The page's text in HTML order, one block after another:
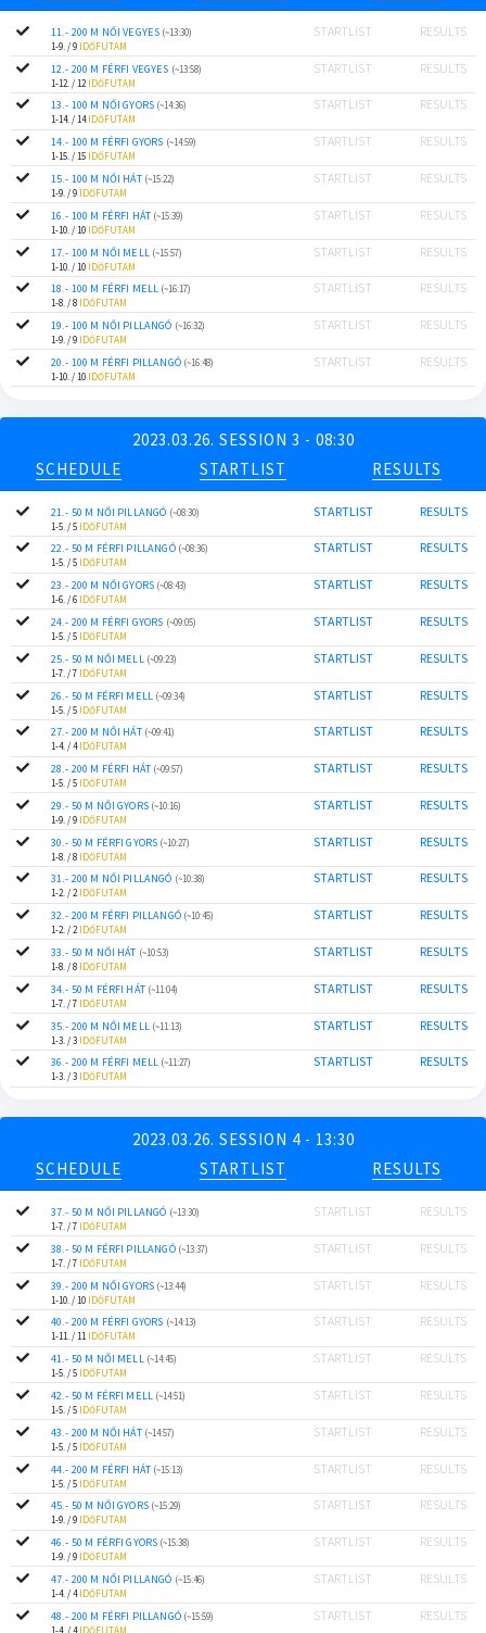
11.- 200 M NŐI VEGYES (~13:30)
1-9. / 9 IDŐFUTAM
STARTLIST RESULTS
12.- 200 M FÉRFI VEGYES (~13:58)
1-12. / 12 IDŐFUTAM
STARTLIST RESULTS
13.- 100 M NŐI GYORS (~14:36)
1-14. / 14 IDŐFUTAM
STARTLIST RESULTS
14.- 100 M FÉRFI GYORS (~14:59)
1-15. / 15 IDŐFUTAM
STARTLIST RESULTS
15.- 100 M NŐI HÁT (~15:22)
1-9. / 9 IDŐFUTAM
STARTLIST RESULTS
16.- 100 M FÉRFI HÁT (~15:39)
1-10. / 10 IDŐFUTAM
STARTLIST RESULTS
17.- 100 M NŐI MELL (~15:57)
1-10. / 10 IDŐFUTAM
STARTLIST RESULTS
18.- 100 M FÉRFI MELL (~16:17)
1-8. / 8 IDŐFUTAM
STARTLIST RESULTS
19.- 100 M NŐI PILLANGÓ (~16:32)
1-9. / 9 IDŐFUTAM
STARTLIST RESULTS
20.- 100 M FÉRFI PILLANGÓ (~16:48)
1-10. / 10 IDŐFUTAM
STARTLIST RESULTS
2023.03.26. SESSION 3 - 08:30
SCHEDULE
STARTLIST RESULTS
21.- 50 M NŐI PILLANGÓ (~08:30)
1-5. / 5 IDŐFUTAM
STARTLIST RESULTS
22.- 50 M FÉRFI PILLANGÓ (~08:36)
1-5. / 5
IDŐFUTAM
STARTLIST RESULTS
23.- 200 M NŐI GYORS (~08:43)
1-6. / 6 IDŐFUTAM
STARTLIST RESULTS
24.- 200 M FÉRFI GYORS (~09:05)
1-5. / 5 IDŐFUTAM
STARTLIST RESULTS
25.- 50 M NŐI MELL (~09:23)
1-7. / 7 IDŐFUTAM
STARTLIST RESULTS
26.- 50 M FÉRFI MELL (~09:34)
1-5. / 5 IDŐFUTAM
STARTLIST RESULTS
27.- 200 M NŐI HÁT (~09:41)
1-4. / 4IDŐFUTAM
STARTLIST RESULTS
28.- 200 M FÉRFI HÁT (~09:57)
1-5. / 5 IDŐFUTAM
STARTLIST RESULTS
29.- 50 M NŐI GYORS (~10:16)
1-9. / 9 IDŐFUTAM
STARTLIST RESULTS
30.- 50 M FÉRFI GYORS (~10:27)
1-8. / 8 IDŐFUTAM
STARTLIST RESULTS
31.- 200 M NŐI PILLANGÓ (~10:38)
1-2. / 2 IDŐFUTAM
STARTLIST RESULTS
32.- 200 M FÉRFI PILLANGÓ (~10:45)
1-2. / 2IDŐFUTAM
STARTLIST RESULTS
33.- 50 M NŐI HÁT (~10:53)
1-8. / 8 IDŐFUTAM
STARTLIST RESULTS
34.- 50 M FÉRFI HÁT (~11:04)
1-7. / 7 IDŐFUTAM
STARTLIST RESULTS
35.- 200 M NŐI MELL (~11:13)
1-3. / 3 IDŐFUTAM
STARTLIST RESULTS
36.- 200 M FÉRFI MELL (~11:27)
1-3. / 3 IDŐFUTAM
STARTLIST RESULTS
2023.03.26. SESSION 4 - 13:30
SCHEDULE
STARTLIST RESULTS
37.- 50 M NŐI PILLANGÓ (~13:30)
1-7. / 7 IDŐFUTAM
STARTLIST RESULTS
38.- 50 M FÉRFI PILLANGÓ (~13:37)
1-7. / 7 IDŐFUTAM
STARTLIST RESULTS
39.- 200 M NŐI GYORS (~13:44)
1-10. / 10 IDŐFUTAM
STARTLIST RESULTS
40.- 200 M FÉRFI GYORS (~14:13)
1-11. / 11
IDŐFUTAM
STARTLIST RESULTS
41.- 50 M NŐI MELL (~14:45)
1-5. / 5 IDŐFUTAM
STARTLIST RESULTS
42.- 50 M FÉRFI MELL (~14:51)
1-5. / 5 IDŐFUTAM
STARTLIST RESULTS
43.- 200 M NŐI HÁT (~14:57)
1-5. / 5 IDŐFUTAM
STARTLIST RESULTS
44.- 200 M FÉRFI HÁT (~15:13)
1-5. / 5 IDŐFUTAM
STARTLIST RESULTS
45.- 50 M NŐI GYORS (~15:29)
1-9. / 9
IDŐFUTAM
STARTLIST RESULTS
46.- 50 M FÉRFI GYORS (~15:38)
1-9. / 9 IDŐFUTAM
STARTLIST RESULTS
47.- 200 M NŐI PILLANGÓ (~15:46)
1-4. / 4IDŐFUTAM
STARTLIST RESULTS
48.- 200 M FÉRFI PILLANGÓ (~15:59)
1-4. / 4IDŐFUTAM
STARTLIST RESULTS